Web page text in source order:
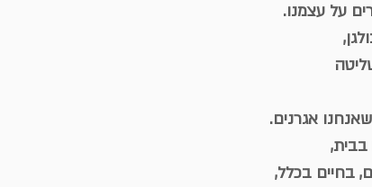
על עצמנו.
אגרנים.
בבית,
בחיים בכלל,